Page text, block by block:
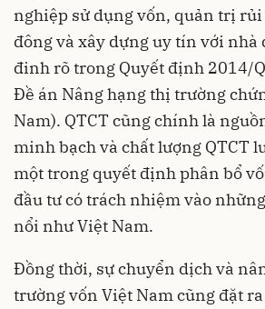
nghiệp sử dụng vốn, quản trị rủi
đông và xây dựng uy tín với nhà
đinh rõ trong Quyết định 2014/
Đề án Nâng hạng thị trường
Nam). QTCT cũng chính là
minh bạch và chất lượng QTCT
một trong quyết định phân bổ
đầu tư có trách nhiệm vào
nổi như Việt Nam.
Đồng thời, sự chuyển dịch và
trường vốn Việt Nam cũng đặt